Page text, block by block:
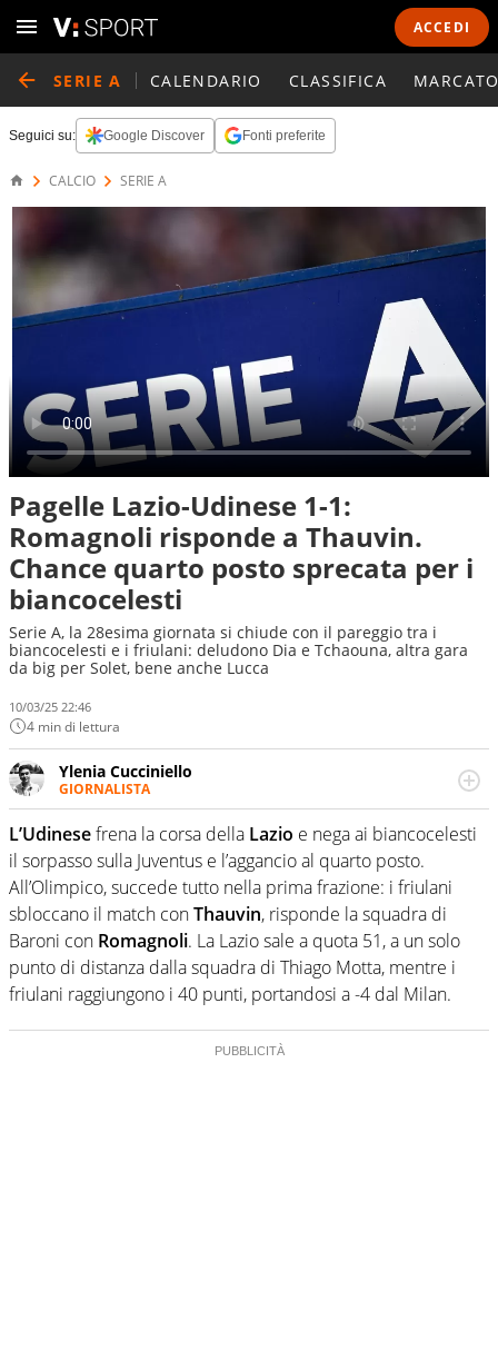
ACCEDI
SERIE A CALENDARIO CLASSIFICA
Seguici su: Google Discover Fonti preferite
CALCIO SERIE A
Pagelle Lazio-Udinese 1-1:
Romagnoli risponde a Thauvin.
Chance quarto posto sprecata per i
biancocelesti
Serie A, la 28esima giornata si chiude con il pareggio tra i
biancocelesti e i friulani: deludono Dia e Tchaouna, altra gara
da big per Solet, bene anche Lucca
10/03/25 22:46
4 min di lettura
Ylenia Cucciniello
GIORNALISTA
Appassionatissima di tutto lo sport: scrive di calcio
giocato ma non rinuncia allo sguardo sull'extra campo,
dove spesso si trovano risposte che il rettangolo verde
non riesce a restituire
L’Udinesefrena la corsa della Lazio e nega ai biancocelesti
il sorpasso sulla Juventus e l’aggancio al quarto posto.
All’Olimpico, succede tutto nella prima frazione: i friulani
sbloccano il match conThauvin, risponde la squadra di
Baroni con Romagnoli. La Lazio sale a quota 51, a un solo
punto di distanza dalla squadra di Thiago Motta, mentre i
friulani raggiungono i 40 punti, portandosi a -4 dal Milan.